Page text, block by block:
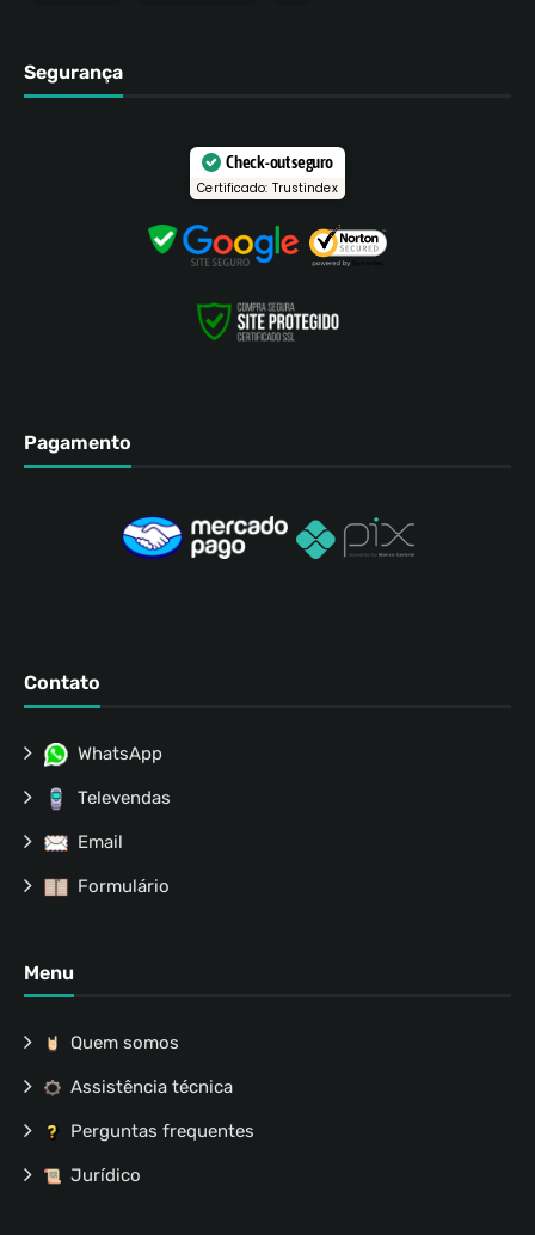
Segurança
Check-out seguro
Certificado: Trustindex
Pagamento
Contato
WhatsApp
Televendas
Email
Formulário
Menu
Quem somos
Assistência técnica
Perguntas frequentes
Jurídico